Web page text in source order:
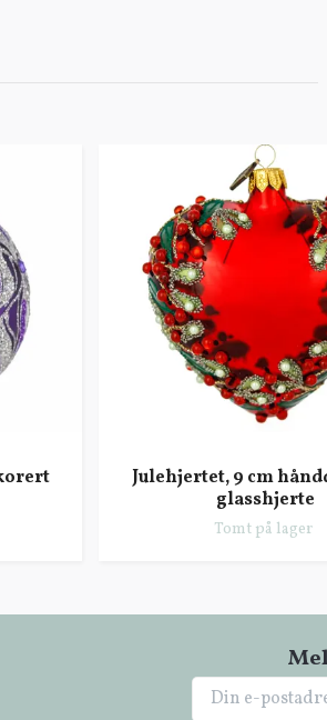
Julehjertet, 9 cm
glasshjerte
Tomt på lager